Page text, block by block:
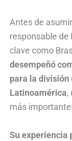
Antes de
responsable de
clave como
desempeñó
para la división
Latinoamérica,
más
Su experiencia